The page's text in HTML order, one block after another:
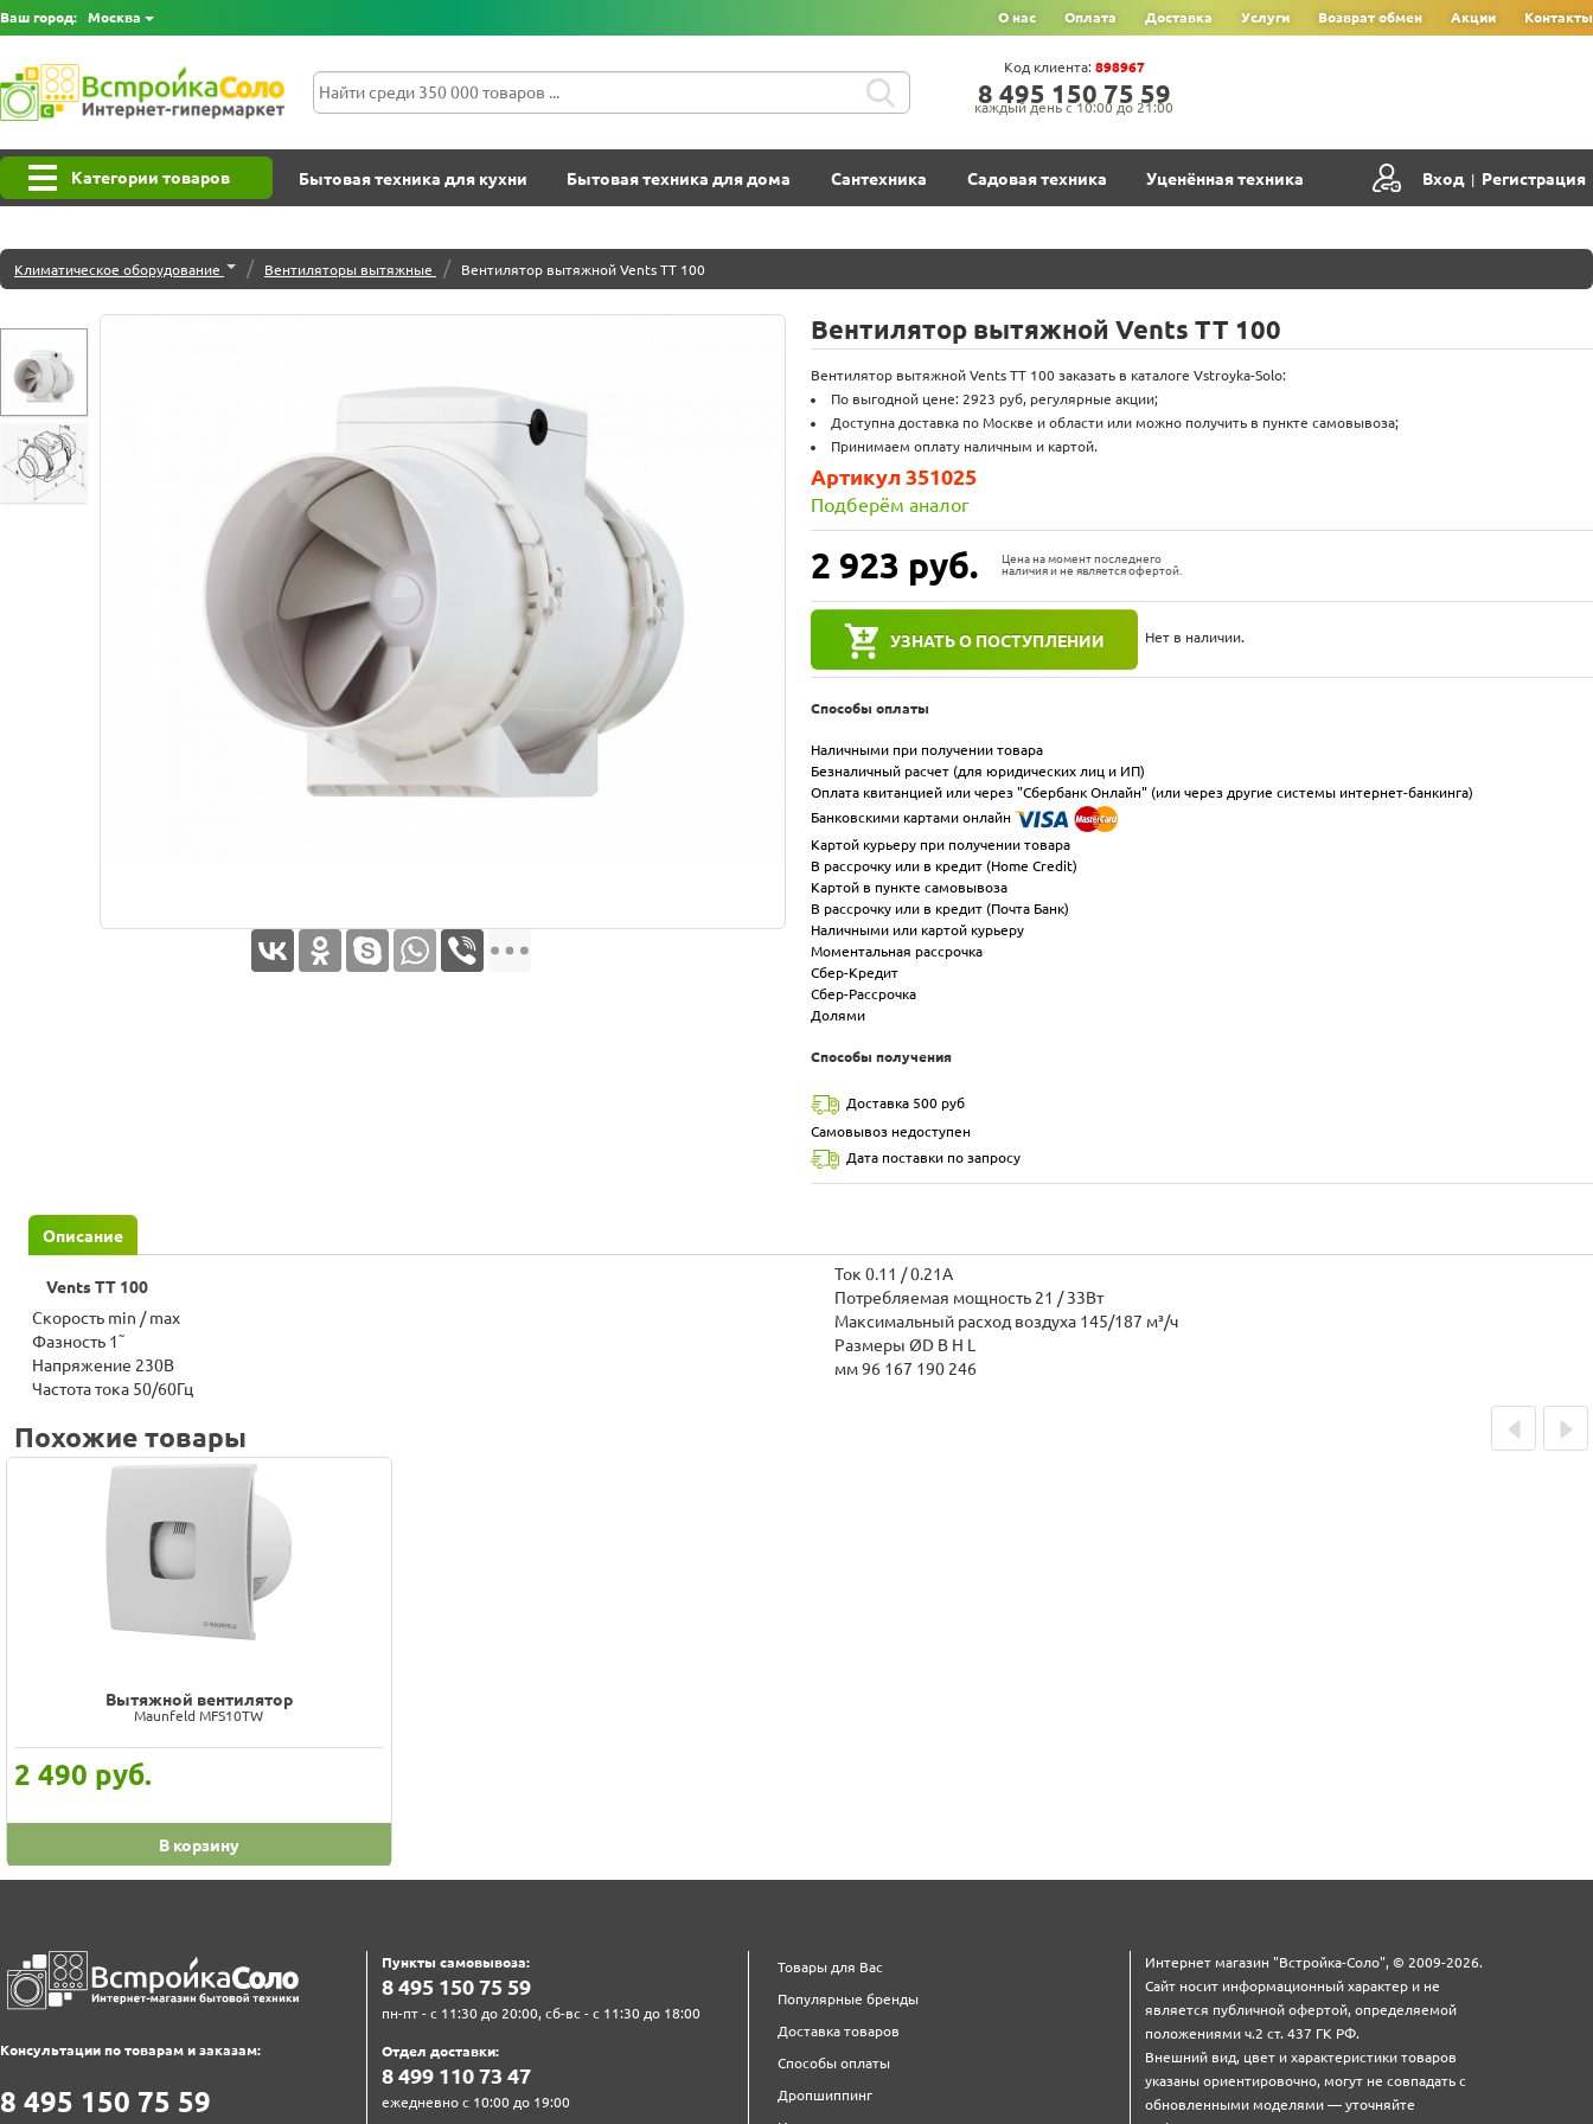
Ваш город: Москва О нас Оплата Доставка Услуги Возврат обмен Акции Контакты
8‍ 4‍9‍5‍ 1‍5‍0‍ 7‍5‍ 5‍9‍
каждый день с 10:00 до 21:00
Код клиента: 898967
Категории товаров Бытовая техника для кухни Бытовая техника для дома Сантехника Садовая техника Уценённая техника Вход | Регистрация
Климатическое оборудование / Вентиляторы вытяжные / Вентилятор вытяжной Vents ТТ 100
Вентилятор вытяжной Vents ТТ 100
Вентилятор вытяжной Vents ТТ 100 заказать в каталоге Vstroyka-Solo:
По выгодной цене: 2923 руб, регулярные акции;
Доступна доставка по Москве и области или можно получить в пункте самовывоза;
Принимаем оплату наличным и картой.
2 923 руб.
Цена на момент последнего
наличия и не является офертой.
УЗНАТЬ О ПОСТУПЛЕНИИ Нет в наличии.
Артикул 351025
Подберём аналог
Способы оплаты
Наличными при получении товара
Безналичный расчет (для юридических лиц и ИП)
Оплата квитанцией или через "Сбербанк Онлайн" (или через другие системы интернет-банкинга)
Банковскими картами онлайн
Картой курьеру при получении товара
В рассрочку или в кредит (Home Credit)
Картой в пункте самовывоза
В рассрочку или в кредит (Почта Банк)
Наличными или картой курьеру
Моментальная рассрочка
Сбер-Кредит
Сбер-Рассрочка
Долями
Способы получения
Доставка 500 руб
Самовывоз недоступен
Дата поставки по запросу
Описание
Vents ТТ 100
Скорость min / max
Фазность 1˜
Напряжение 230В
Частота тока 50/60Гц
Ток 0.11 / 0.21А
Потребляемая мощность 21 / 33Вт
Максимальный расход воздуха 145/187 м³/ч
Размеры ØD B H L
мм 96 167 190 246
Похожие товары
Вытяжной вентилятор
Maunfeld MFS10TW
2 490 руб.
В корзину
Консультации по товарам и заказам:
8‍ 4‍9‍5‍ 1‍5‍0‍ 7‍5‍ 5‍9‍
Пункты самовывоза:
8‍ 4‍9‍5‍ 1‍5‍0‍ 7‍5‍ 5‍9‍
пн-пт - с 11:30 до 20:00, сб-вс - с 11:30 до 18:00
Отдел доставки:
8‍ 4‍9‍9‍ 1‍1‍0‍ 7‍3‍ 4‍7‍
ежедневно с 10:00 до 19:00
Товары для Вас
Популярные бренды
Доставка товаров
Способы оплаты
Дропшиппинг
Интернет магазин "Встройка-Соло", © 2009-2026.
Сайт носит информационный характер и не
является публичной офертой, определяемой
положениями ч.2 ст. 437 ГК РФ.
Внешний вид, цвет и характеристики товаров
указаны ориентировочно, могут не совпадать с
обновленными моделями — уточняйте